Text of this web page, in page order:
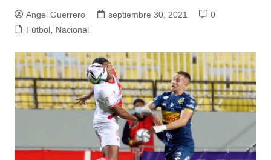
Angel Guerrero septiembre 30, 2021
0
Fútbol, Nacional